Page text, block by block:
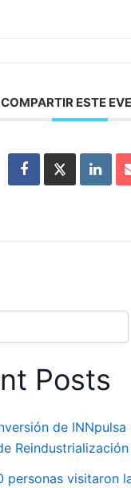
COMPARTIR ESTE
Posts
de
personas visitaron